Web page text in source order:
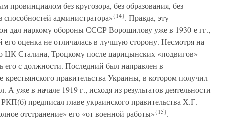
провинциалом без кругозора, без образования, без
администратора»{14}. Правда, эту
дал наркому обороны СССР Ворошилову уже в 1930-е гг.,
оценка не отличалась в лучшую сторону. Несмотря на
ЦК Сталина, Троцкому после царицынских «подвигов»
его с должности. Последний был направлен в
правительства Украины, в котором получил
А уже в начале 1919 г., исходя из результатов деятельности
предписал главе украинского правительства Х.Г.
отстранение» его «от военной работы»{15}.